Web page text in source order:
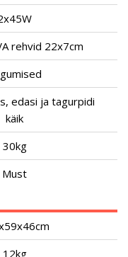
rehvid 22x7cm
edasi ja tagurpidi
käik
30kg
Must
12kg